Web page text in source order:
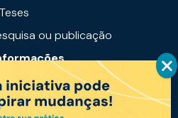
Teses
ou publicação
úteis